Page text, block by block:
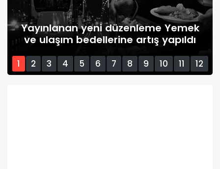
Yayınlanan yeni düzenleme Yemek
ve ulaşım bedellerine artış yapıldı
1 2 3 4 5 6 7 8 9 10 11
12